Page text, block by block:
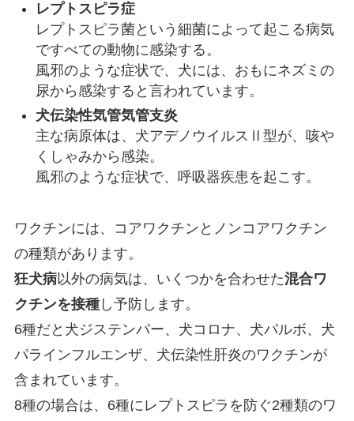
レプトスピラ症
レプトスピラ菌という細菌によって起こる病気
ですべての動物に感染する。
風邪のような症状で、犬には、おもにネズミの
尿から感染すると言われています。
犬伝染性気管気管支炎
主な病原体は、犬アデノウイルスⅡ型が、咳や
くしゃみから感染。
風邪のような症状で、呼吸器疾患を起こす。
ワクチンには、コアワクチンとノンコアワクチン
の種類があります。
狂犬病以外の病気は、いくつかを合わせた混合ワ
クチンを接種し予防します。
6種だと犬ジステンパー、犬コロナ、犬パルボ、犬
パラインフルエンザ、犬伝染性肝炎のワクチンが
含まれています。
8種の場合は、6種にレプトスピラを防ぐ2種類のワ